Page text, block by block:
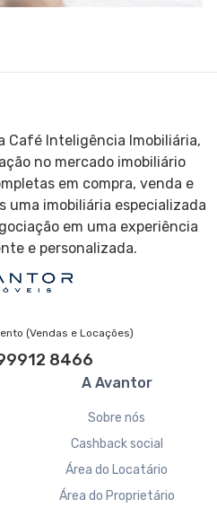
Café Inteligência Imobiliária,
no mercado imobiliário
em compra, venda e
uma imobiliária especializada
em uma experiência
e personalizada.
(Vendas e Locações)
8466
A Avantor
Sobre nós
Cashback social
Área do Locatário
Área do Proprietário